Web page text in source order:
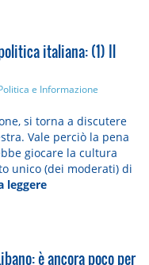
italiana: (1) Il
e Informazione
si torna a discutere
Vale perciò la pena
giocare la cultura
unico (dei moderati) di
leggere
è ancora poco per